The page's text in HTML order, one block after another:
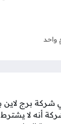
واحد
برج لاين
أنه لا